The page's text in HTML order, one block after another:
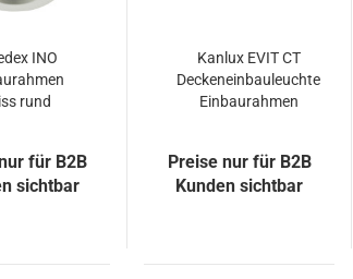
INO
rund
für B2B
sichtbar
Kanlux EVIT CT
Deckeneinbauleuchte
Einbaurahmen
Preise nur für B2B
Kunden sichtbar